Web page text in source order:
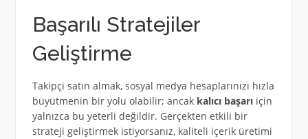
Başarılı Stratejiler
Geliştirme
Takipçi satın almak, sosyal medya hesaplarınızı hızla
büyütmenin bir yolu olabilir; ancak kalıcı başarıiçin
yalnızca bu yeterli değildir. Gerçekten etkili bir
strateji geliştirmek istiyorsanız, kaliteli içerik üretimi